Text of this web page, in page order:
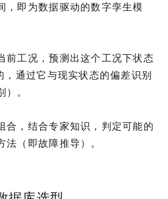
，即为数据驱动的数字孪生模
前工况，预测出这个工况下状态
，通过它与现实状态的偏差识别
。
合，结合专家知识，判定可能的
法（即故障推导）。